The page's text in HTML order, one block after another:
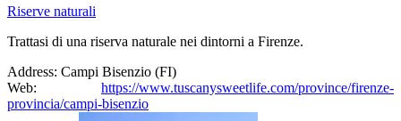
Riserve naturali
Trattasi di una riserva naturale nei dintorni a Firenze.
Address: Campi Bisenzio (FI)
Web:
https://www.tuscanysweetlife.com/province/firenze-
provincia/campi-bisenzio